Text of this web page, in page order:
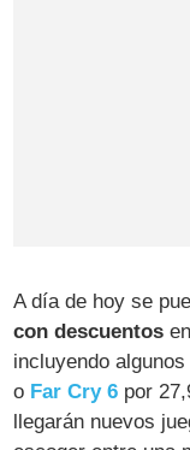
A día de hoy se
con descuentos
incluyendo
o Far Cry 6 por
llegarán nuevos